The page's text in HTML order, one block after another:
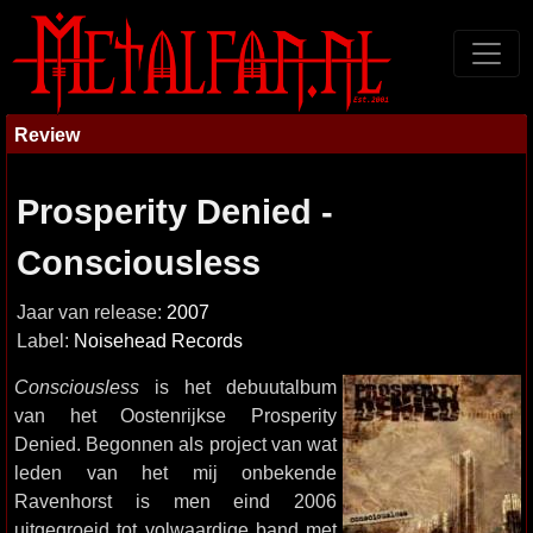
Review
Prosperity Denied -
Consciousless
Jaar van release: 2007
Label: Noisehead Records
Consciousless is het debuutalbum
van het Oostenrijkse Prosperity
Denied. Begonnen als project van wat
leden van het mij onbekende
Ravenhorst is men eind 2006